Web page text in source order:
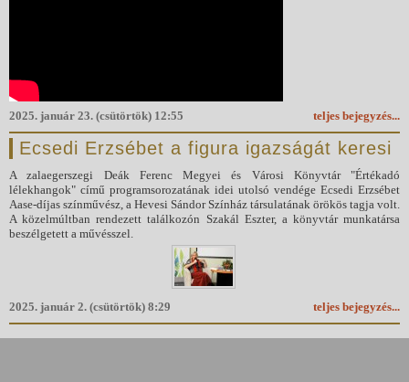
teljes bejegyzés...
2025. január 23. (csütörtök) 12:55
Ecsedi Erzsébet a figura igazságát keresi
A zalaegerszegi Deák Ferenc Megyei és Városi Könyvtár "Értékadó
lélekhangok" című programsorozatának idei utolsó vendége Ecsedi Erzsébet
Aase-díjas színművész, a Hevesi Sándor Színház társulatának örökös tagja volt.
A közelmúltban rendezett találkozón Szakál Eszter, a könyvtár munkatársa
beszélgetett a művésszel.
teljes bejegyzés...
2025. január 2. (csütörtök) 8:29